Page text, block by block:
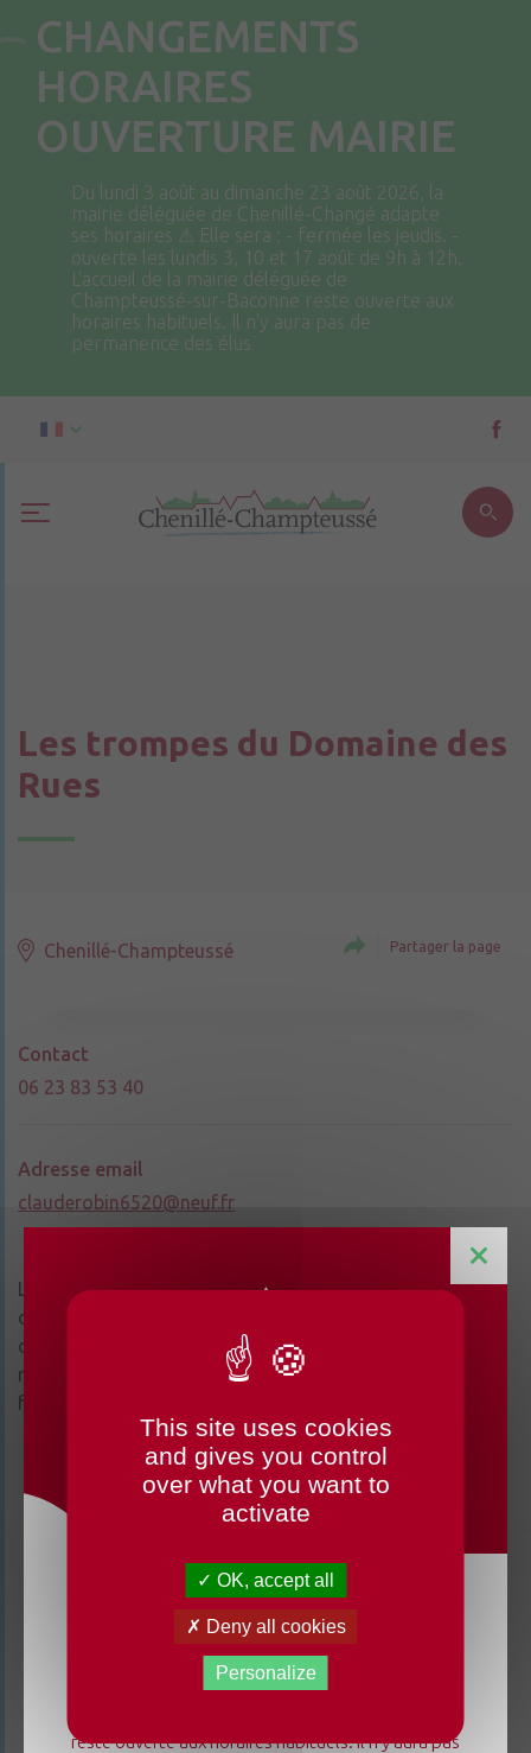
CHANGEMENTS
HORAIRES
OUVERTURE MAIRIE
Du lundi 3 août au dimanche 23 août 2026, la
mairie déléguée de Chenillé-Changé adapte
ses horaires ⚠ Elle sera : - fermée les jeudis. -
ouverte les lundis 3, 10 et 17 août de 9h à 12h.
L'accueil de la mairie déléguée de
Champteussé-sur-Baconne reste ouverte aux
horaires habituels. Il n'y aura pas de
permanence des élus
Les trompes du Domaine des
Rues
Chenillé-Champteussé Partager la page
Contact
06 23 83 53 40
Adresse email
clauderobin6520@neuf.fr
Les sonneurs de cors de chasse peuvent animer les fêtes
de familles, mariages, kermesses ou autres. Les membres
de l’association se retrouvent chaque semaine pour
répéter. Ils effectuent chaque année des sorties, toutes
fort appréciées d’un public nombreux et enthousiaste.
CHANGEMENTS HORAIRES
OUVERTURE MAIRIE
Du lundi 3 août au dimanche 23 août 2026, la
mairie déléguée de Chenillé-Changé adapte ses
horaires ⚠ Elle sera fermée les jeudis, ouverte les
lundis 3, 10 et 17 août de 9h à 12h. L'accueil de la
reste ouverte aux horaires habituels. Il n'y aura pas
This site uses cookies
and gives you control
over what you want to
activate
OK, accept all
Deny all cookies
Personalize